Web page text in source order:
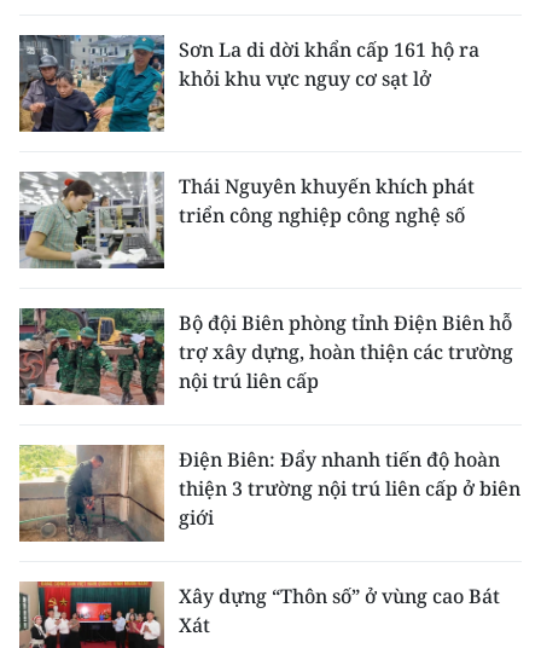
Sơn La di dời khẩn cấp 161 hộ ra
khỏi khu vực nguy cơ sạt lở
Thái Nguyên khuyến khích phát
triển công nghiệp công nghệ số
Bộ đội Biên phòng tỉnh Điện Biên hỗ
trợ xây dựng, hoàn thiện các trường
nội trú liên cấp
Điện Biên: Đẩy nhanh tiến độ hoàn
thiện 3 trường nội trú liên cấp ở biên
giới
Xây dựng “Thôn số” ở vùng cao Bát
Xát